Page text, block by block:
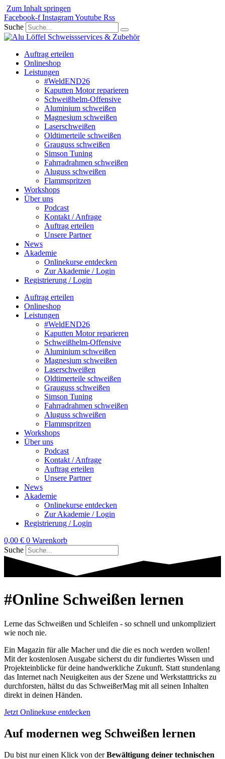
Zum Inhalt springen
Facebook-f InstagramYoutube Rss
Suche
Auftrag erteilen
Onlineshop
Leistungen
#WeldEND26
Kaputten Motor reparieren
Schweißhelm-Offensive
Aluminium schweißen
Magnesium schweißen
Laserschweißen
Oldtimerteile schweißen
Grauguss schweißen
Simson Tuning
Fahrradrahmen schweißen
Aluguss schweißen
Flammspritzen
Workshops
Über uns
Podcast
Kontakt / Anfrage
Auftrag erteilen
Unsere Partner
News
Akademie
Onlinekurse entdecken
Zur Akademie / Login
Registrierung / Login
Auftrag erteilen
Onlineshop
Leistungen
#WeldEND26
Kaputten Motor reparieren
Schweißhelm-Offensive
Aluminium schweißen
Magnesium schweißen
Laserschweißen
Oldtimerteile schweißen
Grauguss schweißen
Simson Tuning
Fahrradrahmen schweißen
Aluguss schweißen
Flammspritzen
Workshops
Über uns
Podcast
Kontakt / Anfrage
Auftrag erteilen
Unsere Partner
News
Akademie
Onlinekurse entdecken
Zur Akademie / Login
Registrierung / Login
0,00 € 0 Warenkorb
Suche
#Online Schweißen lernen
Lerne das Schweißen und Schleifen - so schnell und unkompliziert
wie noch nie.
Ein Magazin für alle Macher und die die es noch werden wollen!
Mit der kostenlosen Ausgabe sicherst du dir fundiertes Wissen und
Projekteinblicke für deine handwerkliche Zukunft. Statt stundenlang
das Internet nach Neuigkeiten aus der Szene und Werkstatttricks zu
durchforsten, hältst du das SchweißerMag mit all seinen Inhalten
direkt in deinen Händen.
Jetzt Onlinekuse entdecken
Auf modernen weg Schweißen lernen
Du bist nur einen Klick von derBewältigung deiner technischen